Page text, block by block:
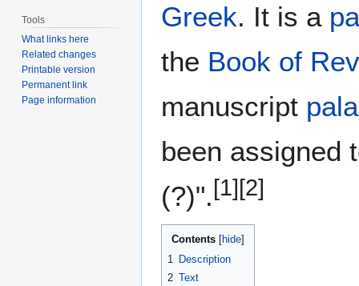
Greek. It is a
the Book of
manuscript
been assigned
(?)". [1] [2]
Contents
1 Description
2 Text
Tools
What links here
Related changes
Printable version
Permanent link
Page information